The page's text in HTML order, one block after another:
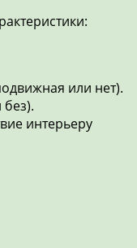
или нет).
интерьеру